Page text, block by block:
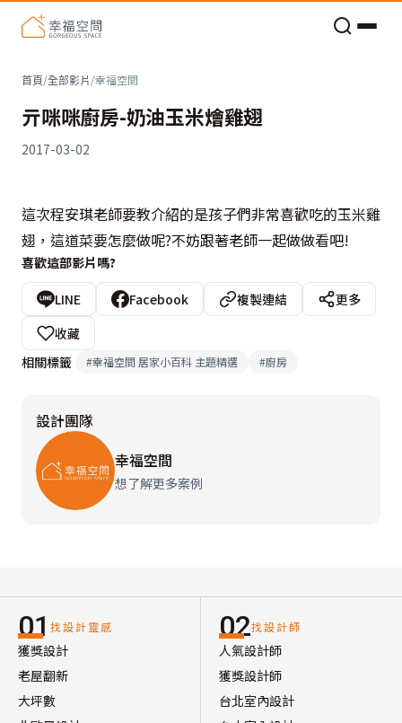
首頁/全部影片/幸福空間
亓咪咪廚房-奶油玉米燴雞翅
2017-03-02
這次程安琪老師要教介紹的是孩子們非常喜歡吃的玉米雞
翅，這道菜要怎麼做呢?不妨跟著老師一起做做看吧!
喜歡這部影片嗎?
LINE Facebook 複製連結
更多
收藏
相關標籤
#幸福空間 居家小百科 主題精選 #廚房
設計團隊
幸福空間
想了解更多案例
01 找設計靈感
獲獎設計
老屋翻新
大坪數
02找設計師
人氣設計師
獲獎設計師
台北室內設計